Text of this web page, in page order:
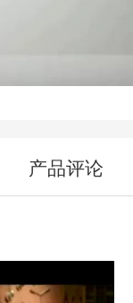
产品评论